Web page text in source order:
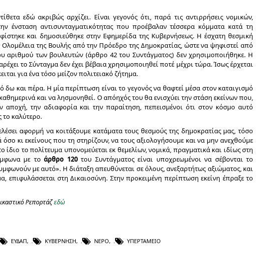
εδώ ακριβώς αρχίζει. Είναι γεγονός ότι, παρά τις αντιρρήσεις νομικών,
ένσταση αντισυνταγματικότητας που προέβαλαν τέσσερα κόμματα κατά τη
και δημοσιεύθηκε στην Εφημερίδα της Κυβερνήσεως. Η έσχατη θεσμική
της Βουλής από την Πρόεδρο της Δημοκρατίας, ώστε να ψηφιστεί από
αριθμού των βουλευτών (άρθρο 42 του Συντάγματος) δεν χρησιμοποιήθηκε. Η
το Σύνταγμα δεν έχει βέβαια χρησιμοποιηθεί ποτέ μέχρι τώρα. Ίσως έρχεται
για ένα τόσο μείζον πολιτειακό ζήτημα.
δω και πέρα. Η μία περίπτωση είναι το γεγονός να θαφτεί μέσα στον καταιγισμό
και να λησμονηθεί. Ο απόηχός του θα ενισχύει την στάση εκείνων που,
αποχή, την αδιαφορία και την παραίτηση, πεπεισμένοι ότι στον κόσμο αυτό
το καλύτερο.
αφορμή να κοιτάξουμε κατάματα τους θεσμούς της δημοκρατίας μας, τόσο
κι εκείνους που τη στηρίζουν, να τους αξιολογήσουμε και να μην ανεχθούμε
ίδιο το πολίτευμα υπονομεύεται εκ θεμελίων, νομικά, πραγματικά και ιδίως στη
με τοάρθρο 120του Συντάγματος είναι υποχρεωμένοι να σέβονται το
με αυτό». Η διάταξη απευθύνεται σε όλους, ανεξαρτήτως αξιώματος, και
επιφυλάσσεται στη Δικαιοσύνη. Στην προκειμένη περίπτωση εκείνη έπραξε το
Ρεπορτάζεδώ
ΕΥΔΑΠ, ΚΥΒΈΡΝΗΣΗ, ΝΕΡΌ, ΥΠΕΡΤΑΜΕΊΟ